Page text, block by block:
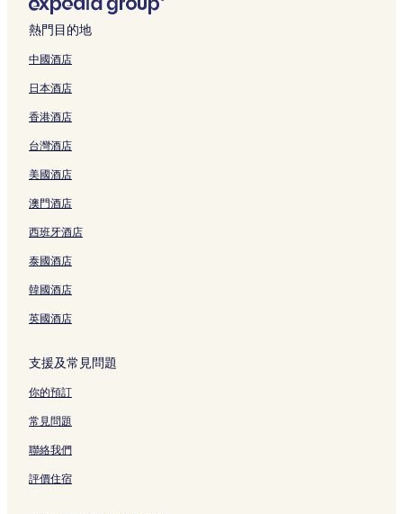
h
P
o
o
頁
頁
面
o
t
h
e
r
m
e
n
a
e
面
T
i
g
n
P
i
n
t
,
i
h
P
o
o
l
頁
E
U
C
o
l
c
t
i
v
頁
頁
面
n
i
s
h
d
p
a
r
t
e
t
,
C
e
n
t
l
o
c
a
t
o
t
m
e
n
s
y
S
T
H
t
l
s
頁
面
r
a
3
-
e
r
o
o
m
面
t
e
l
R
s
d
e
n
c
s
S
P
A
頁
面
e
n
t
J
s
o
f
f
t
e
r
o
m
e
n
a
頁
S
l
i
e
a
面
u
e
H
o
e
s
頁
面
i
n
a
A
a
t
m
e
n
s
n
d
S
u
i
t
頁
d
S
p
a
i
u
s
A
p
r
m
e
n
t
W
i
W
f
i
a
n
B
B
R
M
a
s
n
e
t
t
S
e
p
s
F
r
o
h
P
r
o
m
n
t
s
H
o
e
b
y
S
T
o
e
l
s
頁
面
a
R
e
n
R
o
m
s
頁
a
n
d
G
e
t
h
o
u
e
面
e
f
a
n
u
a
j
a
r
面
熱門目的地
中國酒店
日本酒店
香港酒店
台灣酒店
美國酒店
澳門酒店
西班牙酒店
泰國酒店
韓國酒店
英國酒店
支援及常見問題
你的預訂
常見問題
聯絡我們
評價住宿